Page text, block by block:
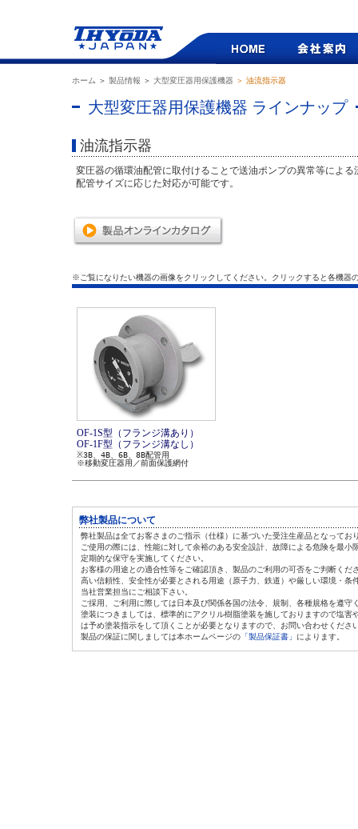
ホーム ＞ 製品情報 ＞ 大型変圧器用保護機器 ＞ 油流指示器
大型変圧器用保護機器 ラインナップ
油流指示器
変圧器の循環油配管に取付けることで送油ポンプの異常等によ
配管サイズに応じた対応が可能です。
※ご覧になりたい機器の画像をクリックしてください。クリックすると各機器
OF-1S型（フランジ溝あり）
OF-1F型（フランジ溝なし）
※3B、4B、6B、8B配管用
※移動変圧器用／前面保護網付
弊社製品について
弊社製品は全てお客さまのご指示（仕様）に基づいた受注生産品となってお
ご使用の際には、性能に対して余裕のある安全設計、故障による危険を最小
定期的な保守を実施してください。
お客様の用途との適合性等をご確認頂き、製品のご利用の可否をご判断くだ
高い信頼性、安全性が必要とされる用途（原子力、鉄道）や厳しい環境・条
当社営業担当にご相談下さい。
ご採用、ご利用に際しては日本及び関係各国の法令、規制、各種規格を遵守
塗装につきましては、標準的にアクリル樹脂塗装を施しておりますので塩害
は予め塗装指示をして頂くことが必要となりますので、お問い合わせくださ
製品の保証に関しましては本ホームページの 「製品保証書」 によります。